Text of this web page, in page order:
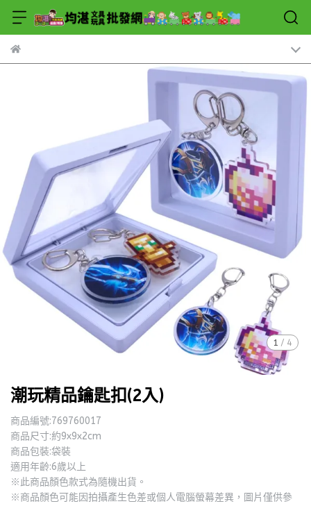
1 / 4
潮玩精品鑰匙扣(2入)
商品編號:769760017
商品尺寸:約9x9x2cm
商品包裝:袋裝
適用年齡:6歲以上
※此商品顏色款式為隨機出貨。
※商品顏色可能因拍攝產生色差或個人電腦螢幕差異，圖片僅供參